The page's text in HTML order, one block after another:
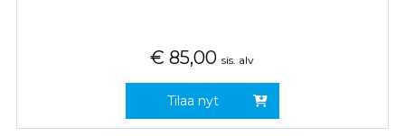
€ 85,00 sis. alv
Tilaa nyt